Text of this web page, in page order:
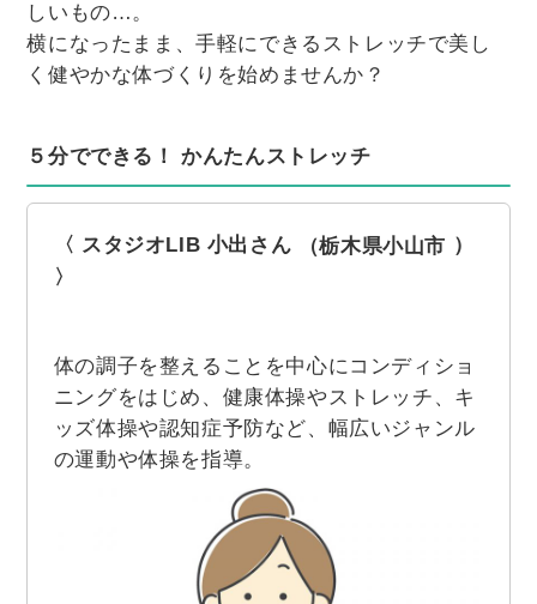
しいもの…。
横になったまま、手軽にできるストレッチで美し
く健やかな体づくりを始めませんか？
５分でできる！ かんたんストレッチ
〈 スタジオLIB 小出さん （栃木県小山市 ）
〉
体の調子を整えることを中心にコンディショ
ニングをはじめ、健康体操やストレッチ、キ
ッズ体操や認知症予防など、幅広いジャンル
の運動や体操を指導。